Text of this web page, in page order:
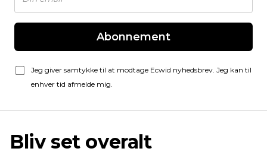
Abonnement
Jeg giver samtykke til at modtage Ecwid nyhedsbrev. Jeg kan til
enhver tid afmelde mig.
Bliv set overalt